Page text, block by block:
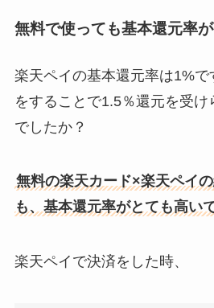
無料で使っても基本還元率
楽天ペイの基本還元率は1%
をすることで1.5％還元を受
でしたか？
無料の楽天カード×楽天ペイ
も、基本還元率がとても高いで
楽天ペイで決済をした時、